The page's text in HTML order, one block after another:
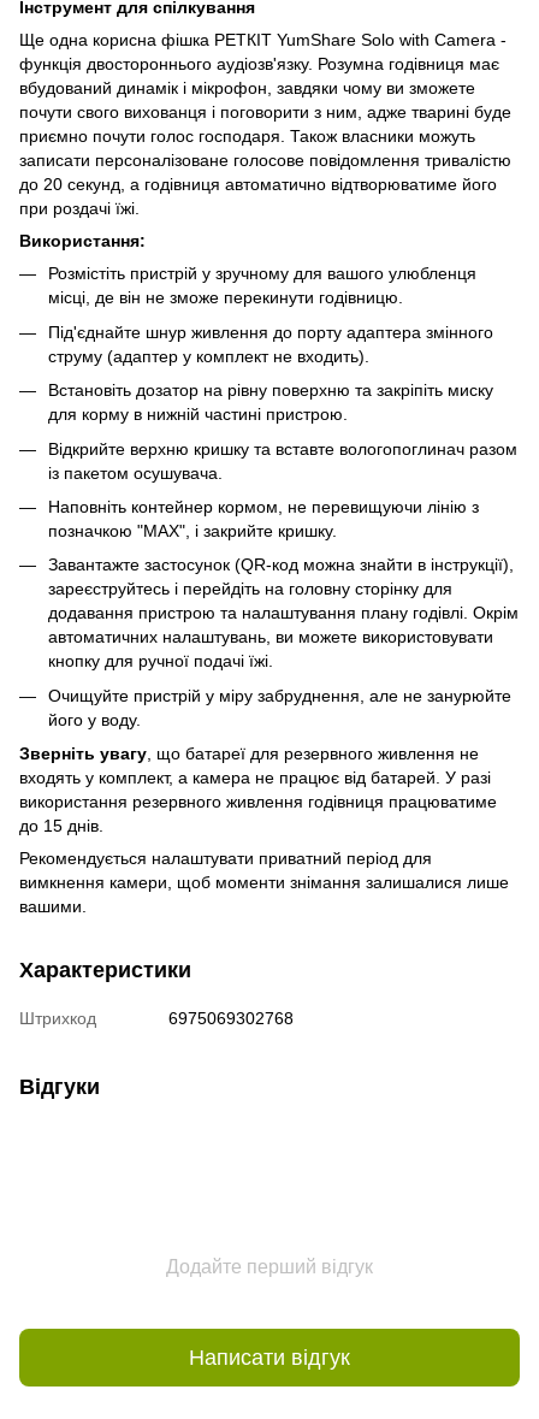
Інструмент для спілкування
Ще одна корисна фішка РЕТКІТ YumShare Solo with Camera -
функція двостороннього аудіозв'язку. Розумна годівниця має
вбудований динамік і мікрофон, завдяки чому ви зможете
почути свого вихованця і поговорити з ним, адже тварині буде
приємно почути голос господаря. Також власники можуть
записати персоналізоване голосове повідомлення тривалістю
до 20 секунд, а годівниця автоматично відтворюватиме його
при роздачі їжі.
Використання:
Розмістіть пристрій у зручному для вашого улюбленця
місці, де він не зможе перекинути годівницю.
Під'єднайте шнур живлення до порту адаптера змінного
струму (адаптер у комплект не входить).
Встановіть дозатор на рівну поверхню та закріпіть миску
для корму в нижній частині пристрою.
Відкрийте верхню кришку та вставте вологопоглинач разом
із пакетом осушувача.
Наповніть контейнер кормом, не перевищуючи лінію з
позначкою "МАХ", і закрийте кришку.
Завантажте застосунок (QR-код можна знайти в інструкції),
зареєструйтесь і перейдіть на головну сторінку для
додавання пристрою та налаштування плану годівлі. Окрім
автоматичних налаштувань, ви можете використовувати
кнопку для ручної подачі їжі.
Очищуйте пристрій у міру забруднення, але не занурюйте
його у воду.
Зверніть увагу , що батареї для резервного живлення не
входять у комплект, а камера не працює від батарей. У разі
використання резервного живлення годівниця працюватиме
до 15 днів.
Рекомендується налаштувати приватний період для
вимкнення камери, щоб моменти знімання залишалися лише
вашими.
Характеристики
Штрихкод 6975069302768
Відгуки
Додайте перший відгук
Написати відгук